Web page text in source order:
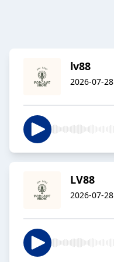
lv88
2026-07-28
LV88
2026-07-28